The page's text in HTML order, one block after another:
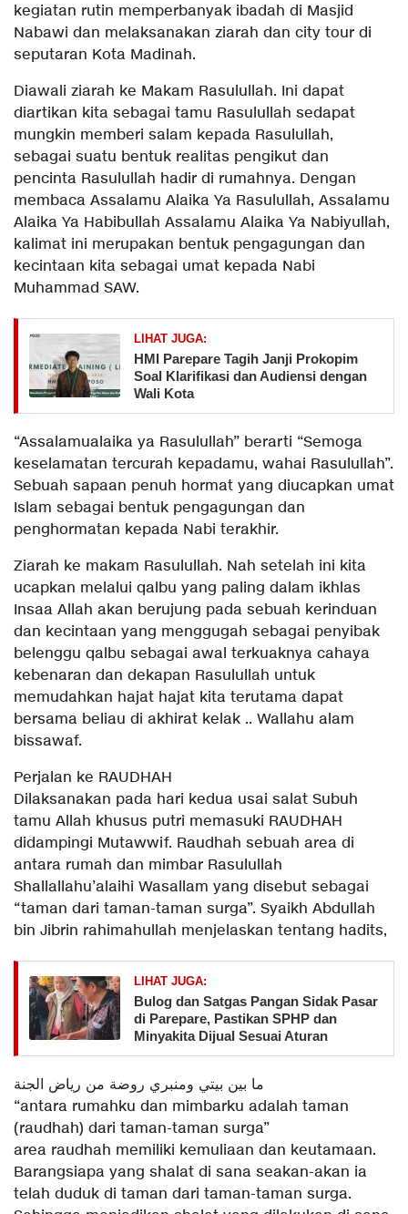
kegiatan rutin memperbanyak ibadah di Masjid
Nabawi dan melaksanakan ziarah dan city tour di
seputaran Kota Madinah.
Diawali ziarah ke Makam Rasulullah. Ini dapat
diartikan kita sebagai tamu Rasulullah sedapat
mungkin memberi salam kepada Rasulullah,
sebagai suatu bentuk realitas pengikut dan
pencinta Rasulullah hadir di rumahnya. Dengan
membaca Assalamu Alaika Ya Rasulullah, Assalamu
Alaika Ya Habibullah Assalamu Alaika Ya Nabiyullah,
kalimat ini merupakan bentuk pengagungan dan
kecintaan kita sebagai umat kepada Nabi
Muhammad SAW.
LIHAT JUGA:
HMI Parepare Tagih Janji Prokopim
Soal Klarifikasi dan Audiensi dengan
Wali Kota
“Assalamualaika ya Rasulullah” berarti “Semoga
keselamatan tercurah kepadamu, wahai Rasulullah”.
Sebuah sapaan penuh hormat yang diucapkan umat
Islam sebagai bentuk pengagungan dan
penghormatan kepada Nabi terakhir.
Ziarah ke makam Rasulullah. Nah setelah ini kita
ucapkan melalui qalbu yang paling dalam ikhlas
Insaa Allah akan berujung pada sebuah kerinduan
dan kecintaan yang menggugah sebagai penyibak
belenggu qalbu sebagai awal terkuaknya cahaya
kebenaran dan dekapan Rasulullah untuk
memudahkan hajat hajat kita terutama dapat
bersama beliau di akhirat kelak .. Wallahu alam
bissawaf.
Perjalan ke RAUDHAH
Dilaksanakan pada hari kedua usai salat Subuh
tamu Allah khusus putri memasuki RAUDHAH
didampingi Mutawwif. Raudhah sebuah area di
antara rumah dan mimbar Rasulullah
Shallallahu’alaihi Wasallam yang disebut sebagai
“taman dari taman-taman surga”. Syaikh Abdullah
bin Jibrin rahimahullah menjelaskan tentang hadits,
LIHAT JUGA:
Bulog dan Satgas Pangan Sidak Pasar
di Parepare, Pastikan SPHP dan
Minyakita Dijual Sesuai Aturan
ما بين بيتي ومنبري روضة من رياض الجنة
“antara rumahku dan mimbarku adalah taman
(raudhah) dari taman-taman surga”
area raudhah memiliki kemuliaan dan keutamaan.
Barangsiapa yang shalat di sana seakan-akan ia
telah duduk di taman dari taman-taman surga.